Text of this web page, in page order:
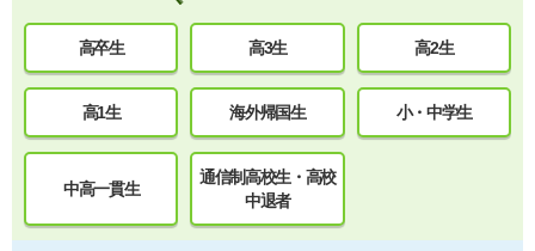
高卒生 高3生 高2生
高1生 海外帰国生 小・中学生
中高一貫生
通信制高校生・高校
中退者